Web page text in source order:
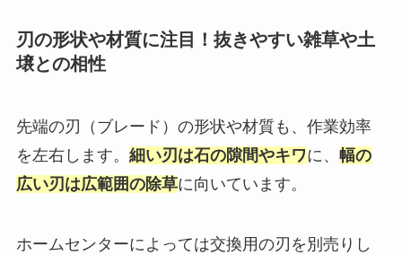
刃の形状や材質に注目！抜きやすい雑草や土
壌との相性
先端の刃（ブレード）の形状や材質も、作業効率
を左右します。 細い刃は石の隙間やキワに、 幅の
広い刃は広範囲の除草に向いています。
ホームセンターによっては交換用の刃を別売りし